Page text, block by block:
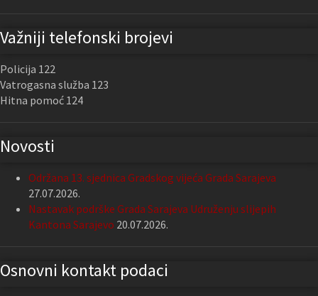
Važniji telefonski brojevi
Policija 122
Vatrogasna služba 123
Hitna pomoć 124
Novosti
Održana 13. sjednica Gradskog vijeća Grada Sarajeva
27.07.2026.
Nastavak podrške Grada Sarajeva Udruženju slijepih
Kantona Sarajevo 20.07.2026.
Osnovni kontakt podaci